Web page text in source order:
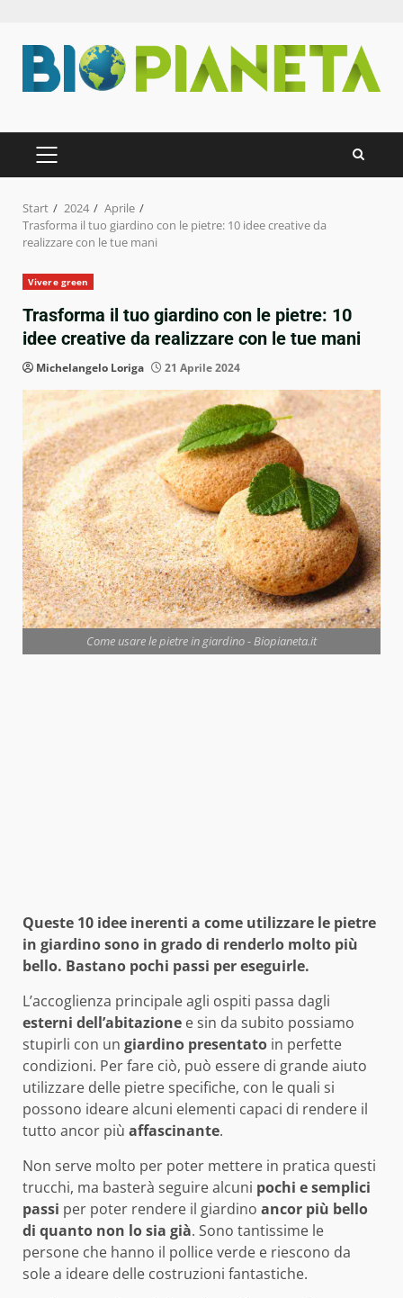
Inhalt
springen
PRIMÄRES
MENÜ
Start 2024
Aprile
Trasforma il tuo giardino con le pietre: 10 idee creative da
realizzare con le tue mani
Vivere green
Trasforma il tuo giardino con le pietre: 10
idee creative da realizzare con le tue mani
Michelangelo Loriga 21 Aprile 2024
Come usare le pietre in giardino - Biopianeta.it
Queste 10 idee inerenti a come utilizzare le pietre
in giardino sono in grado di renderlo molto più
bello. Bastano pochi passi per eseguirle.
L’accoglienza principale agli ospiti passa dagli
esterni dell’abitazione e sin da subito possiamo
stupirli con un giardino presentato in perfette
condizioni. Per fare ciò, può essere di grande aiuto
utilizzare delle pietre specifiche, con le quali si
possono ideare alcuni elementi capaci di rendere il
tutto ancor più affascinante.
Non serve molto per poter mettere in pratica questi
trucchi, ma basterà seguire alcuni pochi e semplici
passi per poter rendere il giardino ancor più bello
di quanto non lo sia già. Sono tantissime le
persone che hanno il pollice verde e riescono da
sole a ideare delle costruzioni fantastiche.